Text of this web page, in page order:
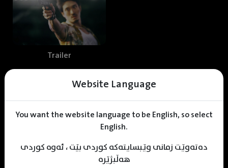
Website Language
You want the website language to be English, so select
English.
دەتەوێت زمانی وێبسایتەکە کوردی بێت ، ئەوە کوردی
هەڵبژێرە
Trailer
KDV Designer